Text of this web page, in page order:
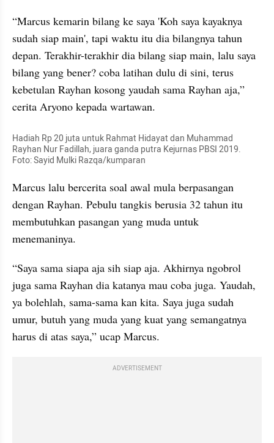
“Marcus kemarin bilang ke saya 'Koh saya kayaknya
sudah siap main', tapi waktu itu dia bilangnya tahun
depan. Terakhir-terakhir dia bilang siap main, lalu saya
bilang yang bener? coba latihan dulu di sini, terus
kebetulan Rayhan kosong yaudah sama Rayhan aja,”
cerita Aryono kepada wartawan.
Hadiah Rp 20 juta untuk Rahmat Hidayat dan Muhammad
Rayhan Nur Fadillah, juara ganda putra Kejurnas PBSI 2019.
Foto: Sayid Mulki Razqa/kumparan
Marcus lalu bercerita soal awal mula berpasangan
dengan Rayhan. Pebulu tangkis berusia 32 tahun itu
membutuhkan pasangan yang muda untuk
menemaninya.
“Saya sama siapa aja sih siap aja. Akhirnya ngobrol
juga sama Rayhan dia katanya mau coba juga. Yaudah,
ya bolehlah, sama-sama kan kita. Saya juga sudah
umur, butuh yang muda yang kuat yang semangatnya
harus di atas saya,” ucap Marcus.
ADVERTISEMENT